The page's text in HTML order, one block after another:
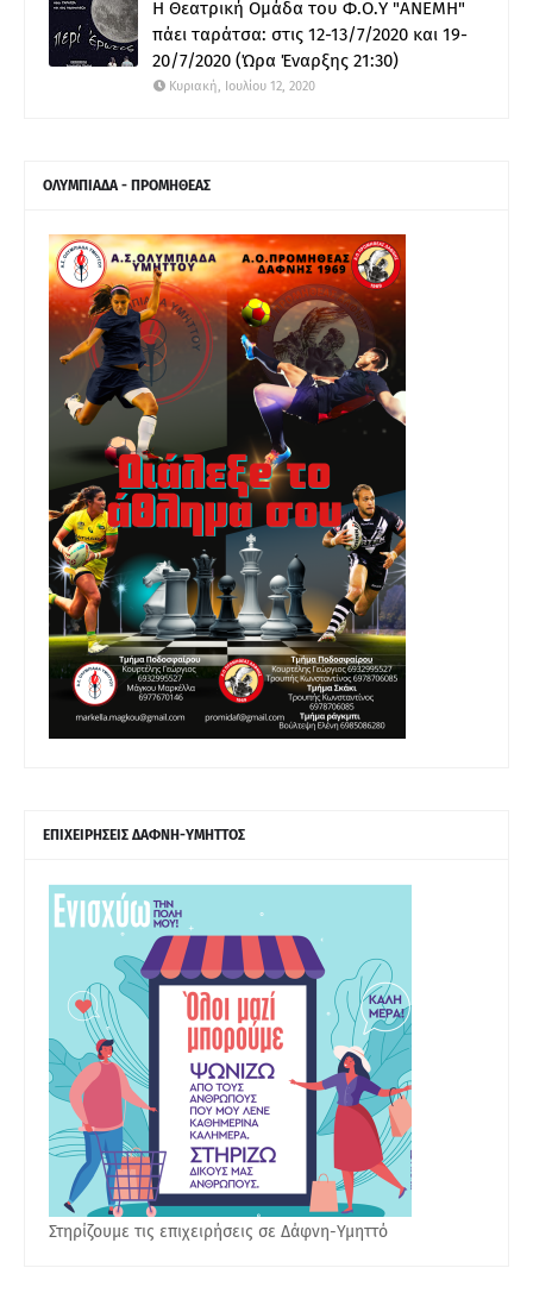
Η Θεατρική Ομάδα του Φ.Ο.Υ "ΑΝΕΜΗ"
πάει ταράτσα: στις 12-13/7/2020 και 19-
20/7/2020 (Ώρα Έναρξης 21:30)
Κυριακή, Ιουλίου 12, 2020
ΟΛΥΜΠΙΑΔΑ - ΠΡΟΜΗΘΕΑΣ
ΕΠΙΧΕΙΡΗΣΕΙΣ ΔΑΦΝΗ-ΥΜΗΤΤΟΣ
Στηρίζουμε τις επιχειρήσεις σε Δάφνη-Υμηττό